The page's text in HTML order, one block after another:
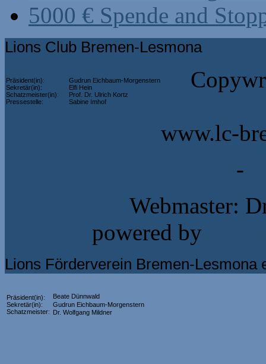
5000 € Spende and
Lions Club Bremen-Lesmona
Präsident(in):
Sekretär(in):
Schatzmeister(in):
Pressestelle:
Gudrun Eichbaum-Morgenstern
Elfi Hein
Prof. Dr. Ulrich Kortz
Sabine Imhof
www.lc-
-
Webmaster:
powered by
Lions Förderverein Bremen-Lesmona
Präsident(in):
Sekretär(in):
Schatzmeister:
Beate Dünnwald
Gudrun Eichbaum-Morgenstern
Dr. Wolfgang Mildner